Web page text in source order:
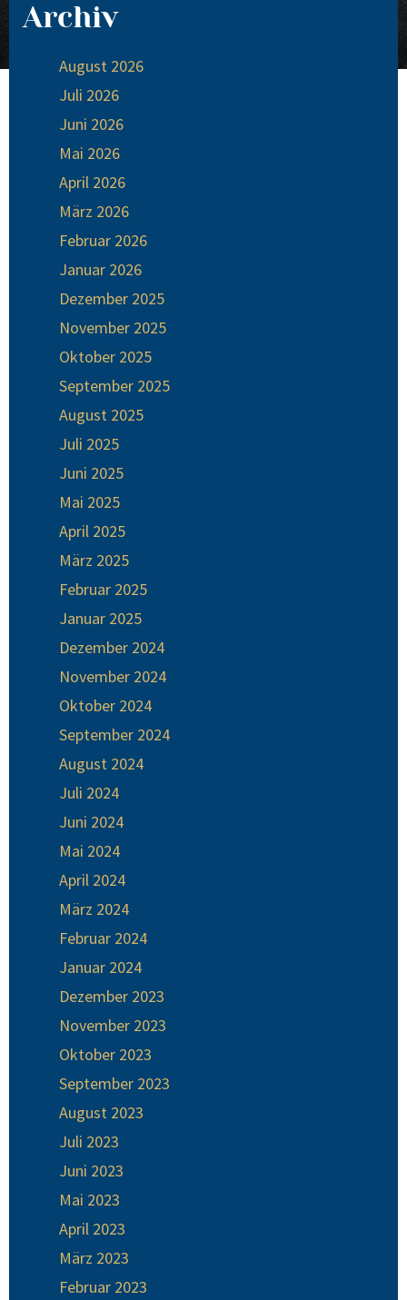
Archiv
August 2026
Juli 2026
Juni 2026
Mai 2026
April 2026
März 2026
Februar 2026
Januar 2026
Dezember 2025
November 2025
Oktober 2025
September 2025
August 2025
Juli 2025
Juni 2025
Mai 2025
April 2025
März 2025
Februar 2025
Januar 2025
Dezember 2024
November 2024
Oktober 2024
September 2024
August 2024
Juli 2024
Juni 2024
Mai 2024
April 2024
März 2024
Februar 2024
Januar 2024
Dezember 2023
November 2023
Oktober 2023
September 2023
August 2023
Juli 2023
Juni 2023
Mai 2023
April 2023
März 2023
Februar 2023